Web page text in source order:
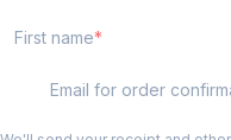
First name
Email for order